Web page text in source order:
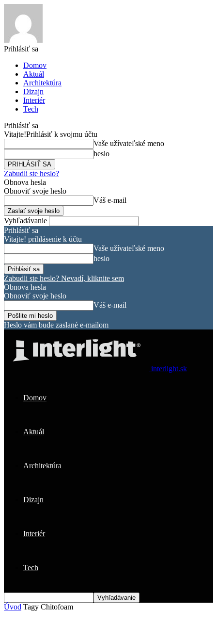
Prihlásiť sa
Domov
Aktuál
Architektúra
Dizajn
Interiér
Tech
Prihlásiť sa
Vitajte!Prihlásiť k svojmu účtu
Vaše užívateľské meno
heslo
Zabudli ste heslo?
Obnova hesla
Obnoviť svoje heslo
Váš e-mail
Vyhľadávanie
Prihlásiť sa
Vitajte! prihlásenie k účtu
Vaše užívateľské meno
heslo
Zabudli ste heslo? Nevadí, kliknite sem
Obnova hesla
Obnoviť svoje heslo
Váš e-mail
Heslo vám bude zaslané e-mailom
interlight.sk
Domov
Aktuál
Architektúra
Dizajn
Interiér
Tech
Úvod Tagy Chitofoam